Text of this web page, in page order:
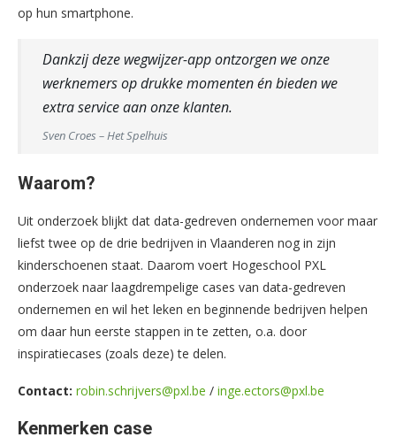
op hun smartphone.
Dankzij deze wegwijzer-app ontzorgen we onze
werknemers op drukke momenten én bieden we
extra service aan onze klanten.
Sven Croes – Het Spelhuis
Waarom?
Uit onderzoek blijkt dat data-gedreven ondernemen voor maar
liefst twee op de drie bedrijven in Vlaanderen nog in zijn
kinderschoenen staat. Daarom voert Hogeschool PXL
onderzoek naar laagdrempelige cases van data-gedreven
ondernemen en wil het leken en beginnende bedrijven helpen
om daar hun eerste stappen in te zetten, o.a. door
inspiratiecases (zoals deze) te delen.
Contact: robin.schrijvers@pxl.be / inge.ectors@pxl.be
Kenmerken case